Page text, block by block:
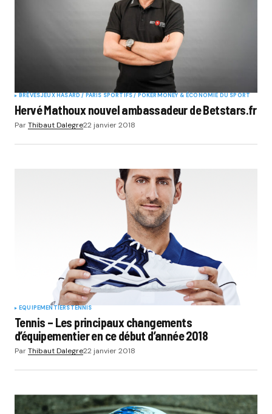
BRÈVESJEUX HASARD / PARIS SPORTIFS / POKERMONEY & ÉCONOMIE DU SPORT
Hervé Mathoux nouvel ambassadeur de Betstars.fr
ParThibaut Dalegre22 janvier 2018
EQUIPEMENTIERSTENNIS
Tennis – Les principaux changements
d’équipementier en ce début d’année 2018
ParThibaut Dalegre22 janvier 2018